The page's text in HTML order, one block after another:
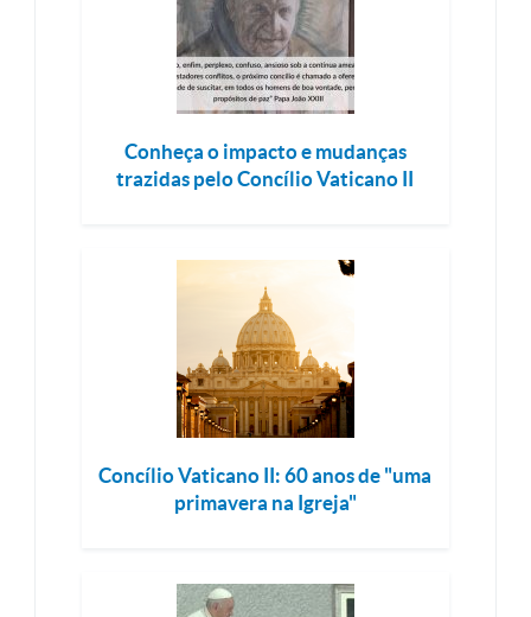
Conheça o impacto e mudanças
trazidas pelo Concílio Vaticano II
Concílio Vaticano II: 60 anos de "uma
primavera na Igreja"